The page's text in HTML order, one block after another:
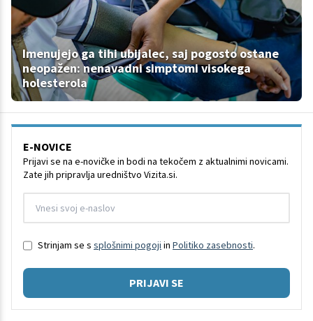
Imenujejo ga tihi ubijalec, saj pogosto ostane
neopažen: nenavadni simptomi visokega
holesterola
E-NOVICE
Prijavi se na e-novičke in bodi na tekočem z aktualnimi novicami.
Zate jih pripravlja uredništvo Vizita.si.
Strinjam se s splošnimi pogoji in Politiko zasebnosti.
PRIJAVI SE